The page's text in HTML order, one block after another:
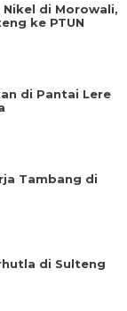
di Morowali,
ke PTUN
di Pantai Lere
Tambang di
di Sulteng